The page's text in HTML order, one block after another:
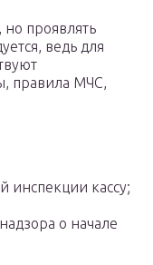
проявлять
ведь для
правила МЧС,
инспекции кассу;
о начале